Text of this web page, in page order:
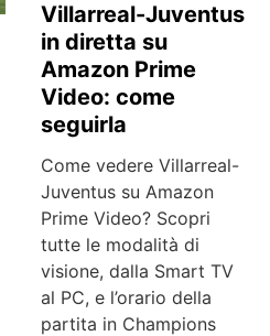
Villarreal-Juventus
in diretta su
Amazon Prime
Video: come
seguirla
Come vedere Villarreal-
Juventus su Amazon
Prime Video? Scopri
tutte le modalità di
visione, dalla Smart TV
al PC, e l’orario della
partita in Champions